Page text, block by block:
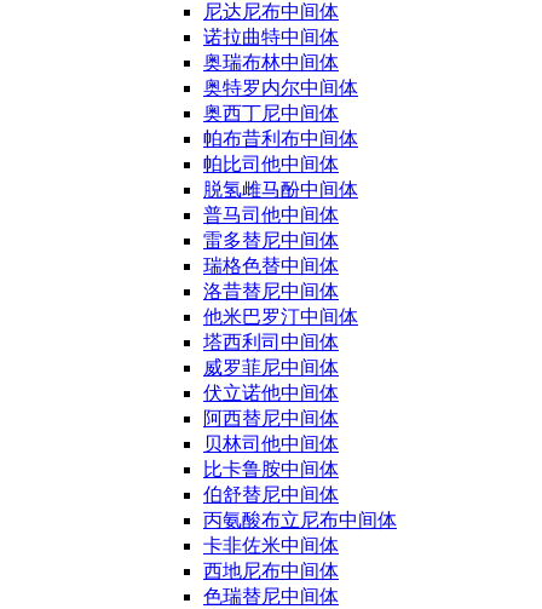
尼达尼布中间体
诺拉曲特中间体
奥瑞布林中间体
奥特罗内尔中间体
奥西丁尼中间体
帕布昔利布中间体
帕比司他中间体
脱氢雌马酚中间体
普马司他中间体
雷多替尼中间体
瑞格色替中间体
洛昔替尼中间体
他米巴罗汀中间体
塔西利司中间体
威罗菲尼中间体
伏立诺他中间体
阿西替尼中间体
贝林司他中间体
比卡鲁胺中间体
伯舒替尼中间体
丙氨酸布立尼布中间体
卡非佐米中间体
西地尼布中间体
色瑞替尼中间体